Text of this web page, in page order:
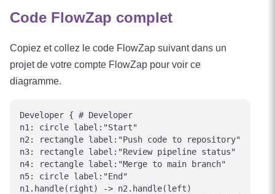
Code FlowZap complet
Copiez et collez le code FlowZap suivant dans un
projet de votre compte FlowZap pour voir ce
diagramme.
Developer { # Developer
n1: circle label:"Start"
n2: rectangle label:"Push code to repository"
n3: rectangle label:"Review pipeline status"
n4: rectangle label:"Merge to main branch"
n5: circle label:"End"
n1.handle(right) -> n2.handle(left)